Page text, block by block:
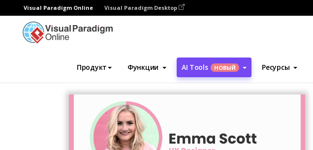
Visual Paradigm Online Visual Paradigm Desktop
Продукт Функции AI Tools НОВЫЙ Ресурсы
Инструмент графического дизайна Шаблоны Резюме